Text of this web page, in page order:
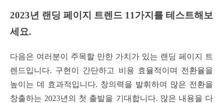
2023년 랜딩 페이지 트렌드 11가지를 테스트해보
세요.
다음은 여러분이 주목할 만한 가치가 있는 랜딩 페이지 트
렌드입니다. 구현이 간단하고 비용 효율적이며 전환율을
높이는 데 효과적입니다. 창의력을 발휘하여 많은 전환을
창출하는 2023년의 첫 출발을 기대합니다. 많은 내용을 다